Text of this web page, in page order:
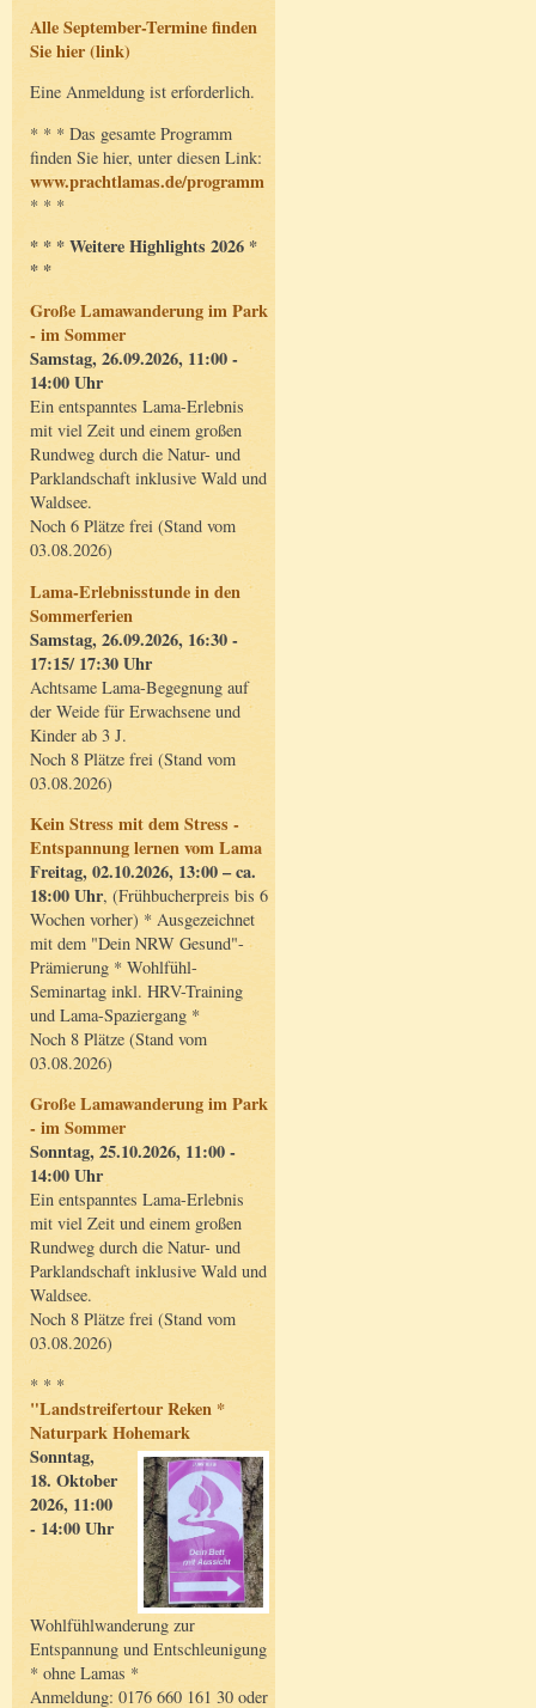
Alle September-Termine finden
Sie hier (link)
Eine Anmeldung ist erforderlich.
* * * Das gesamte Programm
finden Sie hier, unter diesen Link:
www.prachtlamas.de/programm
* * *
* * * Weitere Highlights 2026 *
* *
Große Lamawanderung im Park
- im Sommer
Samstag, 26.09.2026, 11:00 -
14:00 Uhr
Ein entspanntes Lama-Erlebnis
mit viel Zeit und einem großen
Rundweg durch die Natur- und
Parklandschaft inklusive Wald und
Waldsee.
Noch 6 Plätze frei (Stand vom
03.08.2026)
Lama-Erlebnisstunde in den
Sommerferien
Samstag, 26.09.2026, 16:30 -
17:15/ 17:30 Uhr
Achtsame Lama-Begegnung auf
der Weide für Erwachsene und
Kinder ab 3 J.
Noch 8 Plätze frei (Stand vom
03.08.2026)
Kein Stress mit dem Stress -
Entspannung lernen vom Lama
Freitag, 02.10.2026, 13:00 – ca.
18:00 Uhr, (Frühbucherpreis bis 6
Wochen vorher) * Ausgezeichnet
mit dem "Dein NRW Gesund"-
Prämierung * Wohlfühl-
Seminartag inkl. HRV-Training
und Lama-Spaziergang *
Noch 8 Plätze (Stand vom
03.08.2026)
Große Lamawanderung im Park
- im Sommer
Sonntag, 25.10.2026, 11:00 -
14:00 Uhr
Ein entspanntes Lama-Erlebnis
mit viel Zeit und einem großen
Rundweg durch die Natur- und
Parklandschaft inklusive Wald und
Waldsee.
Noch 8 Plätze frei (Stand vom
03.08.2026)
* * *
"Landstreifertour Reken *
Naturpark Hohemark
Sonntag,
18. Oktober
2026, 11:00
- 14:00 Uhr
Wohlfühlwanderung zur
Entspannung und Entschleunigung
* ohne Lamas *
Anmeldung: 0176 660 161 30 oder